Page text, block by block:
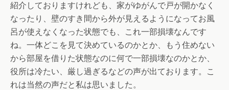
紹介しておりますけれども、家がゆがんで戸が開かなく
なったり、壁のすき間から外が見えるようになってお風
呂が使えなくなった状態でも、これ一部損壊なんです
ね。一体どこを見て決めているのかとか、もう住めない
から部屋を借りた状態なのに何で一部損壊なのかとか、
役所は冷たい、厳し過ぎるなどの声が出ております。こ
れは当然の声だと私は思いました。